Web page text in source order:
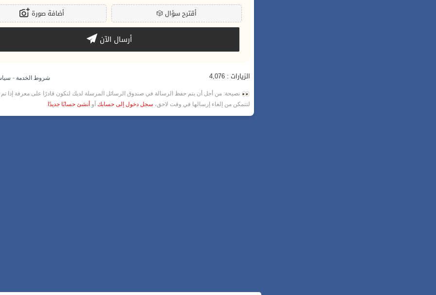
🎲أقترح سؤال أضافة صورة
أرسال الآن
الزيارات : 4,076 شروط الخدمة -
نصيحة: من أجل أن يتم حفظ الرسالة في صندوق الرسائل المرسلة لديك لتكون قادرًا على معرفة إذا تم
لتتمكن من إلغاء إرسالها في وقت لاحق، سجل دخول إلى حسابك أو أنشئ حسابًا جديدًا .